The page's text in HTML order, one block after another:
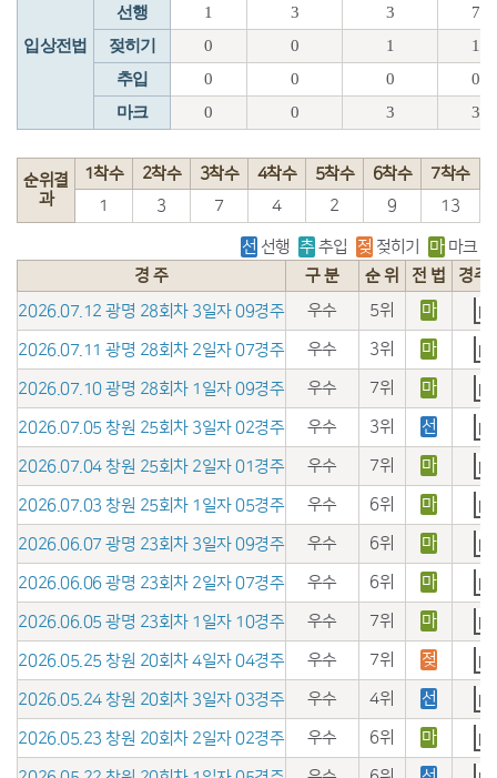
입상전법
선행
1 3 3
7
젖히기
0 0 1
1
추입
0 0 0
0
마크
0 0 3 3
순위결
과
1착수 2착수 3착수 4착수 5착수 6착수
7착수
1
3 7 4 2 9 13
선 선행 추 추입 젖 젖히기 마 마크
경 주
구 분 순 위 전 법
경주
2026.07.12 광명 28회차 3일자 09경주
우수 5위 마
2026.07.11 광명 28회차 2일자 07경주 우수 3위 마
2026.07.10 광명 28회차 1일자 09경주 우수 7위 마
2026.07.05 창원 25회차 3일자 02경주 우수 3위 선
2026.07.04 창원 25회차 2일자 01경주 우수 7위 마
2026.07.03 창원 25회차 1일자 05경주 우수 6위 마
2026.06.07 광명 23회차 3일자 09경주 우수 6위 마
2026.06.06 광명 23회차 2일자 07경주 우수 6위 마
2026.06.05 광명 23회차 1일자 10경주 우수 7위 마
2026.05.25 창원 20회차 4일자 04경주 우수 7위 젖
2026.05.24 창원 20회차 3일자 03경주 우수 4위 선
2026.05.23 창원 20회차 2일자 02경주 우수 6위 마